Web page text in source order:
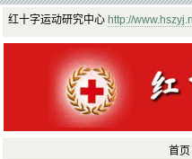
红十字运动研究中心 http://
首页